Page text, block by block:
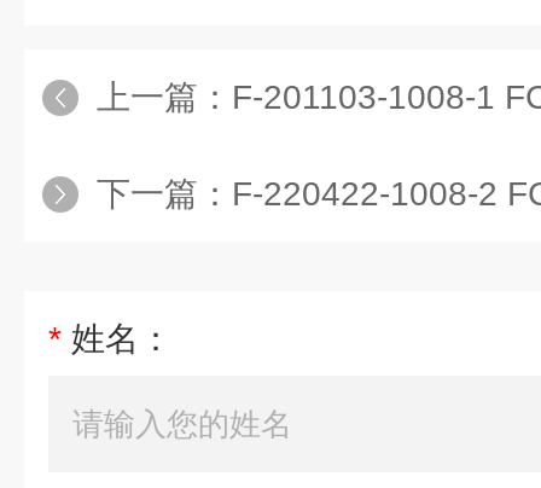
上一篇： F-201103-1008-1
下一篇： F-220422-1008-2
* 姓名：